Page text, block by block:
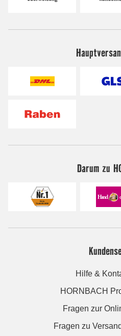
Darum zu
Hilfe &
HORNBACH
Fragen zur
Fragen zu